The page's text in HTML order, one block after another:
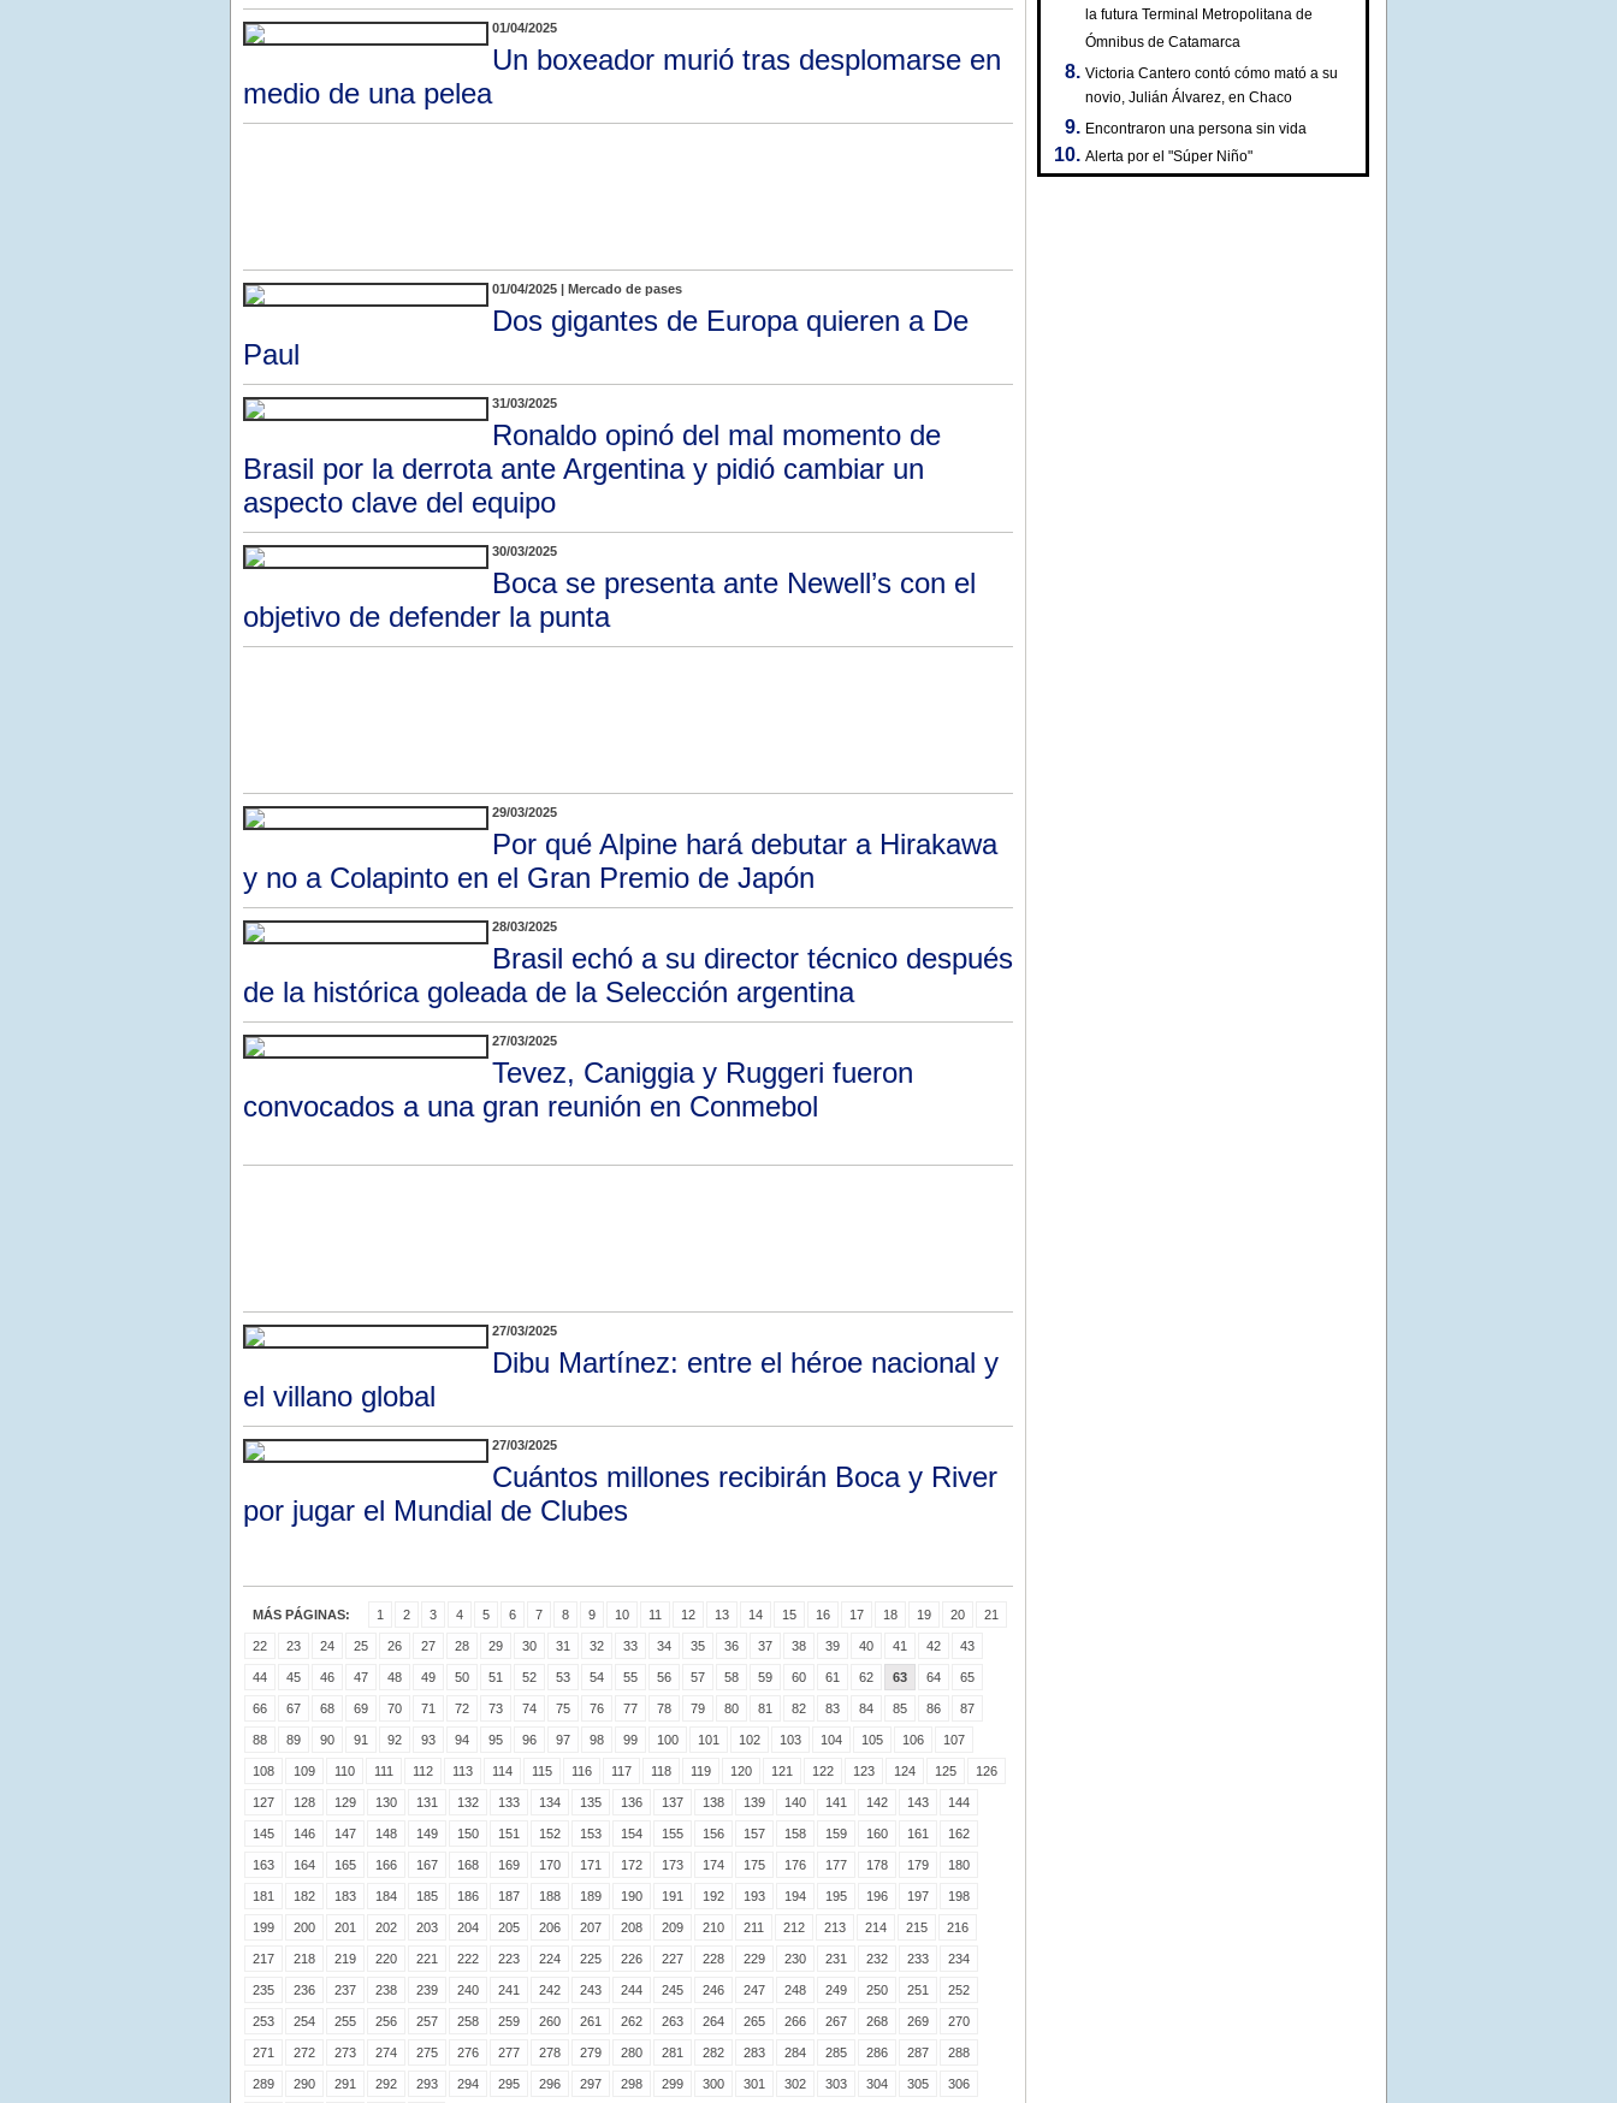
01/04/2025
Un boxeador murió tras desplomarse en
medio de una pelea
01/04/2025 | Mercado de pases
Dos gigantes de Europa quieren a De
Paul
31/03/2025
Ronaldo opinó del mal momento de
Brasil por la derrota ante Argentina y pidió cambiar un
aspecto clave del equipo
30/03/2025
Boca se presenta ante Newell’s con el
objetivo de defender la punta
29/03/2025
Por qué Alpine hará debutar a Hirakawa
y no a Colapinto en el Gran Premio de Japón
28/03/2025
Brasil echó a su director técnico después
de la histórica goleada de la Selección argentina
27/03/2025
Tevez, Caniggia y Ruggeri fueron
convocados a una gran reunión en Conmebol
27/03/2025
Dibu Martínez: entre el héroe nacional y
el villano global
27/03/2025
Cuántos millones recibirán Boca y River
por jugar el Mundial de Clubes
MÁS PÁGINAS: 1 2 3 4 5 6 7 8 9 10 11 12 13 14 15 16 17 18 19 20 21
22 23 24 25 26 27 28 29 30 31 32 33 34 35 36 37 38 39 40 41 42 43
44 45 46 47 48 49 50 51 52 53 54 55 56 57 58 59 60 61 62 63 64 65
66 67 68 69 70 71 72 73 74 75 76 77 78 79 80 81 82 83 84 85 86 87
88 89 90 91 92 93 94 95 96 97 98 99 100 101 102 103 104 105 106 107
108 109 110 111 112 113 114 115 116 117 118 119 120 121 122 123 124 125 126
127 128 129 130 131 132 133 134 135 136 137 138 139 140 141 142 143 144
145 146 147 148 149 150 151 152 153 154 155 156 157 158 159 160 161 162
163 164 165 166 167 168 169 170 171 172 173 174 175 176 177 178 179 180
181 182 183 184 185 186 187 188 189 190 191 192 193 194 195 196 197 198
199 200 201 202 203 204 205 206 207 208 209 210 211 212 213 214 215 216
217 218 219 220 221 222 223 224 225 226 227 228 229 230 231 232 233 234
235 236 237 238 239 240 241 242 243 244 245 246 247 248 249 250 251 252
253 254 255 256 257 258 259 260 261 262 263 264 265 266 267 268 269 270
271 272 273 274 275 276 277 278 279 280 281 282 283 284 285 286 287 288
289 290 291 292 293 294 295 296 297 298 299 300 301 302 303 304 305 306
la futura Terminal Metropolitana de
Ómnibus de Catamarca
Victoria Cantero contó cómo mató a su
novio, Julián Álvarez, en Chaco
Encontraron una persona sin vida
Alerta por el "Súper Niño"